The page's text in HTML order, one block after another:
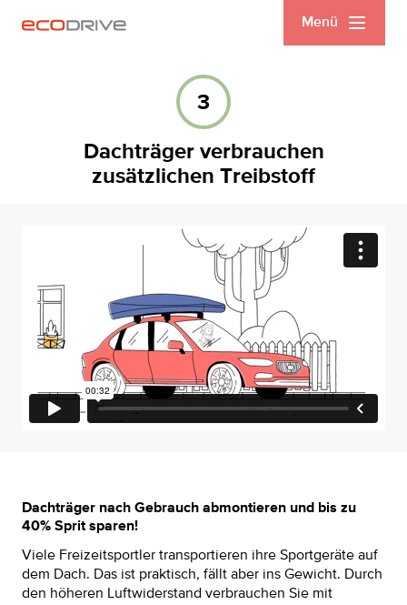
Menü
3
Dachträger verbrauchen
zusätzlichen Treibstoff
Dachträger nach Gebrauch abmontieren und bis zu
40% Sprit sparen!
Viele Freizeitsportler transportieren ihre Sportgeräte auf
dem Dach. Das ist praktisch, fällt aber ins Gewicht. Durch
den höheren Luftwiderstand verbrauchen Sie mit